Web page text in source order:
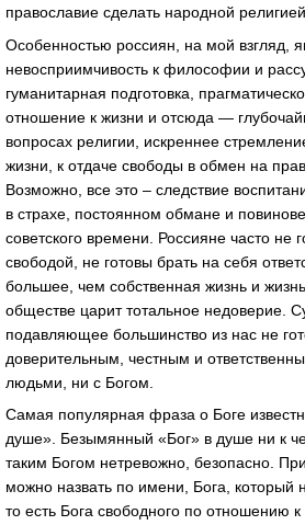
православие сделать народной религией.
Особенностью россиян, на мой взгляд,
невосприимчивость к философии и
гуманитарная подготовка,
отношение к жизни и отсюда —
вопросах религии, искреннее
жизни, к отдаче свободы в обмен на
Возможно, все это – следствие
в страхе, постоянном обмане и
советского времени. Россияне часто не
свободой, не готовы брать на себя
большее, чем собственная жизнь и
обществе царит тотальное недоверие.
подавляющее большинство из нас не
доверительным, честным и
людьми, ни с Богом.
Самая популярная фраза о Боге
душе». Безымянный «Бог» в душе ни к
таким Богом нетревожно, безопасно.
можно назвать по имени, Бога, который
то есть Бога свободного по отношению